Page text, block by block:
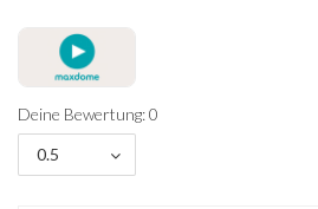
Deine Bewertung: 0
0.5